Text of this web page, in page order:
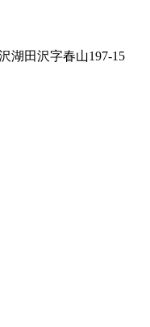
湖田沢字春山197-15